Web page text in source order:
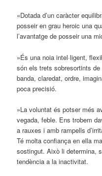
«Dotada d’un caràcter
posseir en grau heroic una
l’avantatge de posseir una
»És una noia intel·ligent,
són els trets sobresortints
banda, claredat, ordre,
poca precisió.
»La voluntat és potser més
vegada, feble. Ens trobem
a rauxes i amb rampells
Té molta confiança en ella
sostingut. Això li determina,
tendència a la inactivitat.